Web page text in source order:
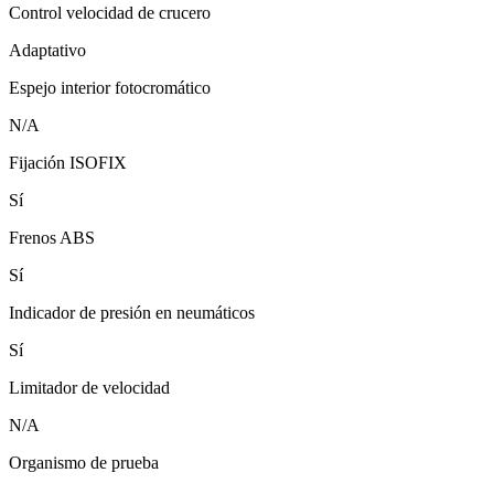
Control velocidad de crucero
Adaptativo
Espejo interior fotocromático
N/A
Fijación ISOFIX
Sí
Frenos ABS
Sí
Indicador de presión en neumáticos
Sí
Limitador de velocidad
N/A
Organismo de prueba